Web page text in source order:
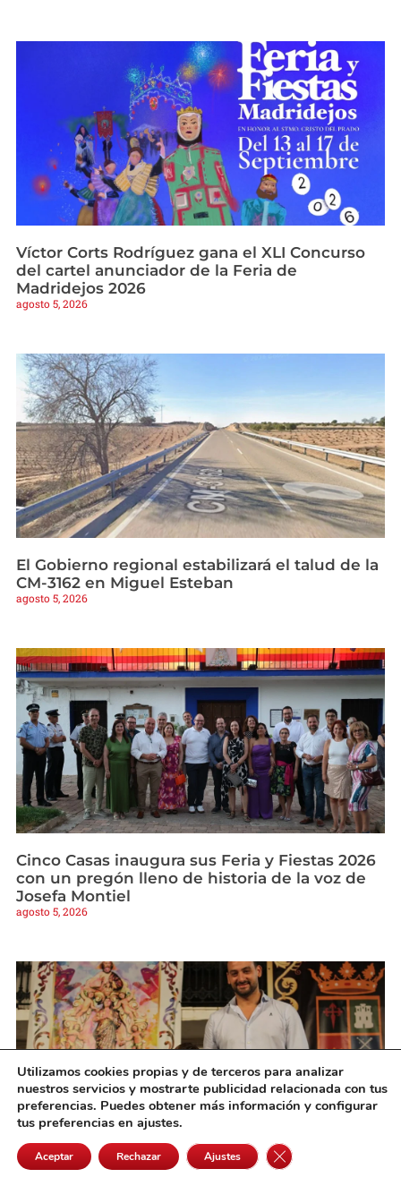
Víctor Corts Rodríguez gana el XLI Concurso
del cartel anunciador de la Feria de
Madridejos 2026
agosto 5, 2026
El Gobierno regional estabilizará el talud de la
CM-3162 en Miguel Esteban
agosto 5, 2026
Cinco Casas inaugura sus Feria y Fiestas 2026
con un pregón lleno de historia de la voz de
Josefa Montiel
agosto 5, 2026
Martín Olivares se alza con la victoria en la III
Utilizamos cookies propias y de terceros para analizar
nuestros servicios y mostrarte publicidad relacionada con tus
preferencias. Puedes obtener más información y configurar
tus preferencias en ajustes.
Aceptar Rechazar Ajustes Cerrar el banner de